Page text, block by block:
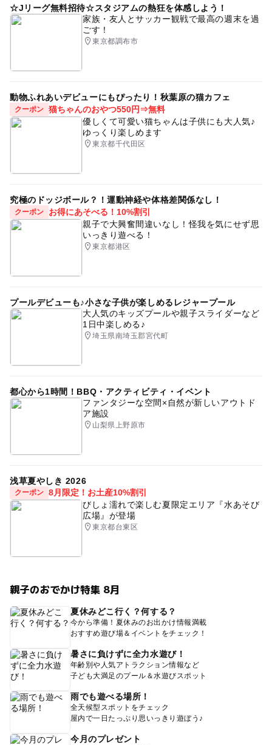
☆Jリーグ無料招待☆スタジアムの熱狂を体感しよう！
家族・友人とサッカー観戦で最高の週末を過
ごす！
東京都調布市
動物ふれあいデビューにもぴったり！秋葉原の猫カフェ
クーポン 猫ちゃんのおやつ550円⇒無料
優しくて可愛い猫ちゃんは子供にも大人気♪
ゆっくり楽しめます
東京都千代田区
究極のドッジボール？！運動神経や体格差関係なし！
クーポン
お得にあそべる！10%割引
親子で大興奮間違いなし！怪我を気にせず思
いっきり遊べる！
東京都港区
プールデビューも♪小さな子供が楽しめるレジャープール
大人気のキッズプールや親子スライダーなど
1日中楽しめる♪
埼玉県南埼玉郡宮代町
都心から1時間！BBQ・アクティビティ・イベント
ファンタジーな空間×自然が新しいアウトド
ア施設
山梨県上野原市
浅草夏やしき 2026
クーポン 8月限定！お土産10%割引
びしょ濡れで楽しむ夏限定エリア『水あそび
広場』が登場
東京都台東区
親子のおでかけ特集 8月
夏休みどこ行く？何する？
今から準備！夏休みのお出かけ情報満載
おすすめ遊び場＆イベントをチェック！
暑さに負けずに全力水遊び！
年齢別や人気アトラクション情報など
子ども大満足のプール＆水遊びスポット
雨でも遊べる場所！
全天候型スポットをチェック
屋内で一日たっぷり思いっきり遊ぼう♪
今月のプレゼント